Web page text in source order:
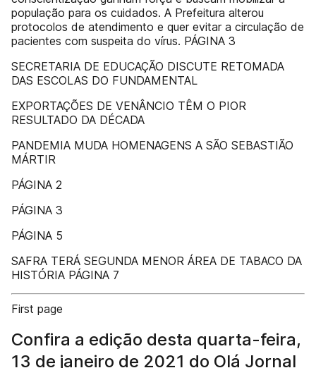
população para os cuidados. A Prefeitura alterou
protocolos de atendimento e quer evitar a circulação de
pacientes com suspeita do vírus. PÁGINA 3
SECRETARIA DE EDUCAÇÃO DISCUTE RETOMADA
DAS ESCOLAS DO FUNDAMENTAL
EXPORTAÇÕES DE VENÂNCIO TÊM O PIOR
RESULTADO DA DÉCADA
PANDEMIA MUDA HOMENAGENS A SÃO SEBASTIÃO
MÁRTIR
PÁGINA 2
PÁGINA 3
PÁGINA 5
SAFRA TERÁ SEGUNDA MENOR ÁREA DE TABACO DA
HISTÓRIA PÁGINA 7
First page
Confira a edição desta quarta-feira,
13 de janeiro de 2021 do Olá Jornal